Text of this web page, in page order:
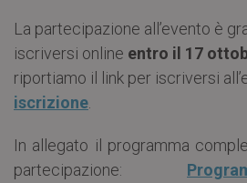
La partecipazione all’evento è
iscriversi online entro il 17
riportiamo il link per iscriversi
iscrizione
In allegato il programma
partecipazione: